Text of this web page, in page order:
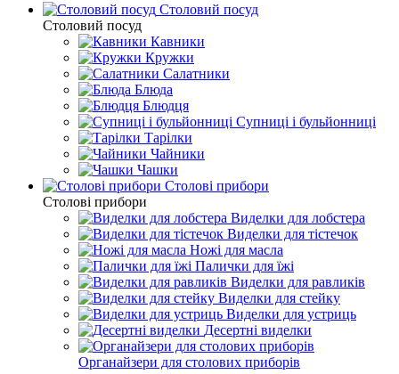
Столовий посуд
Столовий посуд
Кавники
Кружки
Салатники
Блюда
Блюдця
Супниці і бульйонниці
Тарілки
Чайники
Чашки
Столові прибори
Столові прибори
Виделки для лобстера
Виделки для тістечок
Ножі для масла
Палички для їжі
Виделки для равликів
Виделки для стейку
Виделки для устриць
Десертні виделки
Органайзери для столових приборів